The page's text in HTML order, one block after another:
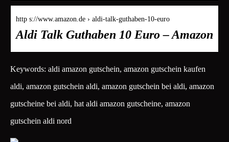
http s://www.amazon.de › aldi-talk-guthaben-10-euro
Aldi Talk Guthaben 10 Euro – Amazon
Keywords: aldi amazon gutschein, amazon gutschein kaufen
aldi, amazon gutschein aldi, amazon gutschein bei aldi, amazon
gutscheine bei aldi, hat aldi amazon gutscheine, amazon
gutschein aldi nord